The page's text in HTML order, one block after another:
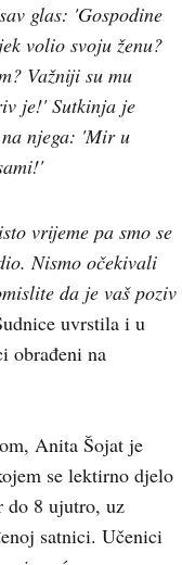
glas: 'Gospodine
volio svoju ženu?
Važniji su mu
je!' Sutkinja je
njega: 'Mir u
vrijeme pa smo se
Nismo očekivali
da je vaš poziv
uvrstila i u
obrađeni na
Anita Šojat je
se lektirno djelo
do 8 ujutro, uz
satnici. Učenici